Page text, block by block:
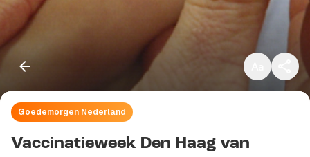
Klein
Groot
Goedemorgen Nederland
Vaccinatieweek Den Haag van